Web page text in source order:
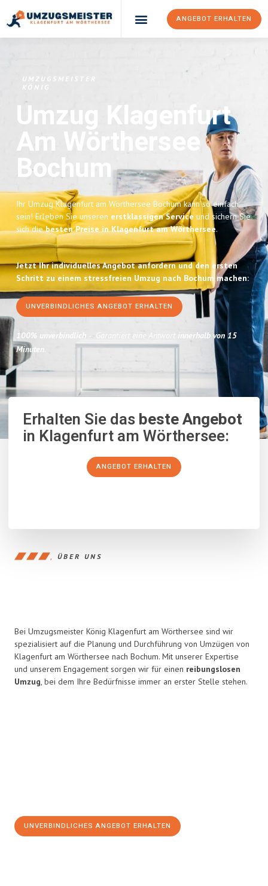
ANGEBOT ERHALTEN
UMZUGSMEISTER
KÖNIG
Umzug Klagenfurt
Am Wörthersee
Bochum
Ihr Umzug Klagenfurt am Wörthersee Bochum kann so einfach
sein! Erleben Sie unseren erstklassigen Service und sichern Sie
sich diebesten Preise in Klagenfurt am Wörthersee.
Jetzt Ihr individuelles Angebot anfordern und den ersten
Schritt zu einem stressfreien Umzug nach Bochum machen:
UNVERBINDLICHES ANGEBOT ERHALTEN
100% unverbindlich – Garantiert eine Antwort
innerhalb von 15
Minuten.
Erhalten Sie dasbeste Angebot
in Klagenfurt am Wörthersee:
ANGEBOT ERHALTEN
ÜBER UNS
Bei Umzugsmeister König Klagenfurt am Wörthersee sind wir
spezialisiert auf die Planung und Durchführung von Umzügen von
Klagenfurt am Wörthersee nach Bochum. Mit unserer Expertise
und unserem Engagement sorgen wir für einen reibungslosen
Umzug, bei dem Ihre Bedürfnisse immer an erster Stelle stehen.
UNVERBINDLICHES ANGEBOT ERHALTEN